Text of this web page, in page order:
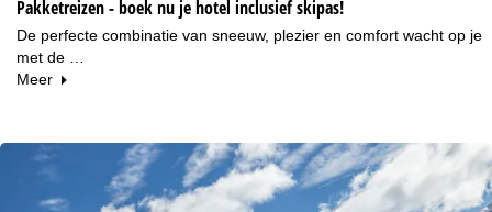
Pakketreizen - boek nu je hotel inclusief skipas!
De perfecte combinatie van sneeuw, plezier en comfort wacht op je
met de …
Meer